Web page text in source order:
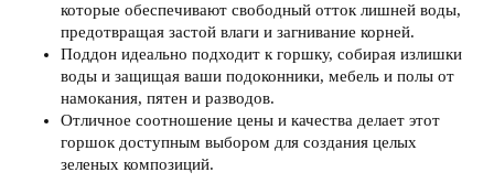
которые обеспечивают свободный отток лишней воды,
предотвращая застой влаги и загнивание корней.
Поддон идеально подходит к горшку, собирая излишки
воды и защищая ваши подоконники, мебель и полы от
намокания, пятен и разводов.
Отличное соотношение цены и качества делает этот
горшок доступным выбором для создания целых
зеленых композиций.